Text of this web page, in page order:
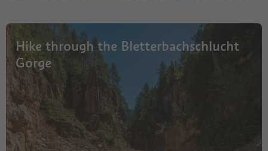
Hike through the Bletterbachschlucht
Gorge